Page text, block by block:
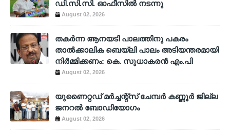
ഡി.സി.സി. ഓഫീസിൽ നടന്നു
August 02, 2026
തകർന്ന ആനയടി പാലത്തിനു പകരം
താൽക്കാലിക ബെയ്‌ലി പാലം അടിയന്തരമായി
നിർമ്മിക്കണം: കെ. സുധാകരൻ എം.പി
August 02, 2026
യുണൈറ്റഡ് മർച്ചന്റ്സ് ചേമ്പർ കണ്ണൂർ ജില്ല
ജനറൽ ബോഡിയോഗം
August 02, 2026